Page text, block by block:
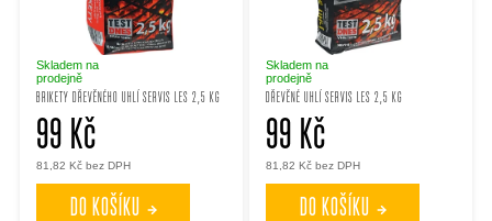
p
r
o
BRIKETY DŘEVĚNÉHO UHLÍ SERVIS LES 2,5 KG
Skladem na
prodejně
81,82 Kč bez DPH
99 Kč
DO KOŠÍKU
DŘEVĚNÉ UHLÍ SERVIS LES 2,5 KG
Skladem na
prodejně
81,82 Kč bez DPH
99 Kč
DO KOŠÍKU